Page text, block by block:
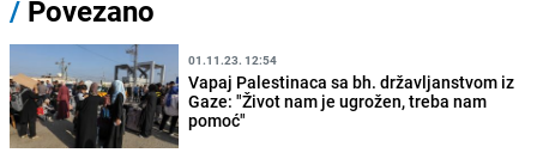
/ Povezano
01.11.23. 12:54
Vapaj Palestinaca sa bh. državljanstvom iz
Gaze: "Život nam je ugrožen, treba nam
pomoć"